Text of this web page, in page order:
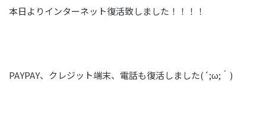
本日よりインターネット復活致しました！！！！
PAYPAY、クレジット端末、電話も復活しました(´;ω;｀)